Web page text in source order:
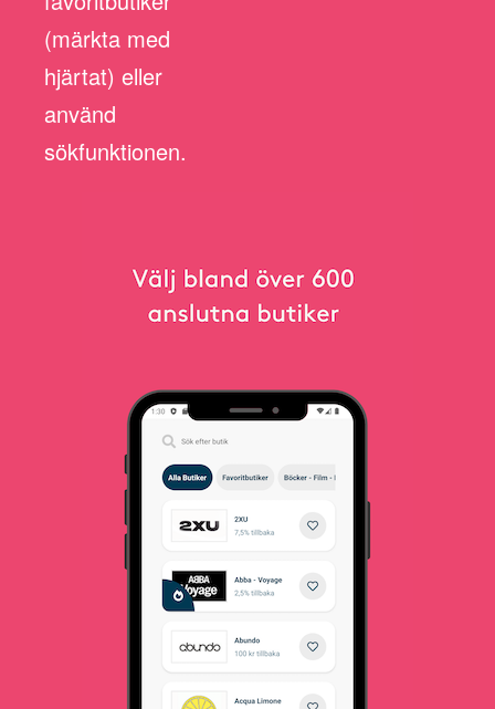
(märkta med
hjärtat) eller
använd
sökfunktionen.